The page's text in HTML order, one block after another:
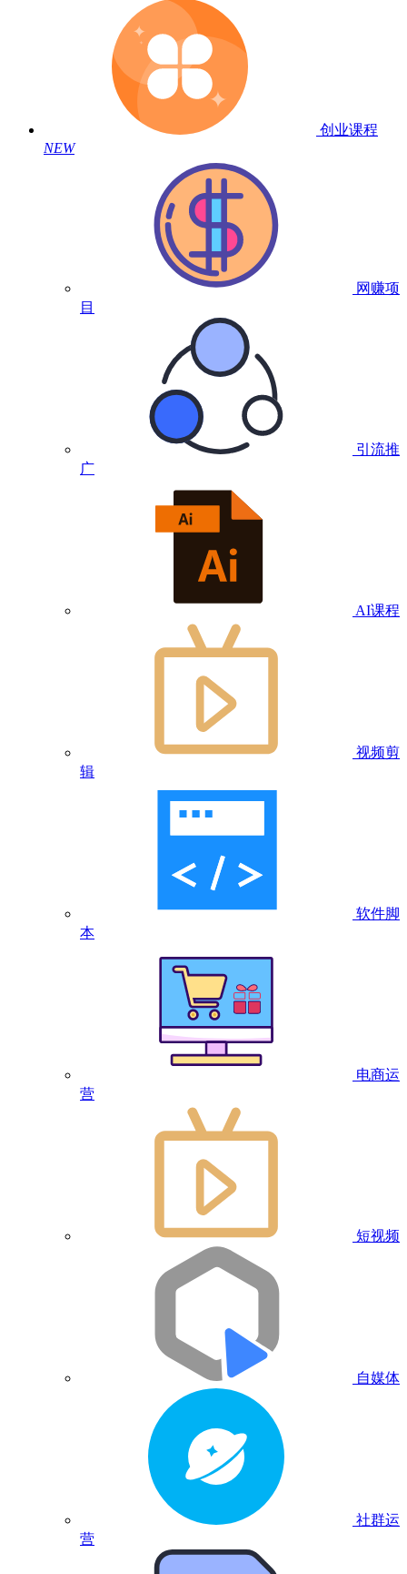
创业课程
NEW
网赚项
目
引流推
广
AI课程
视频剪
辑
软件脚
本
电商运
营
短视频
自媒体
社群运
营